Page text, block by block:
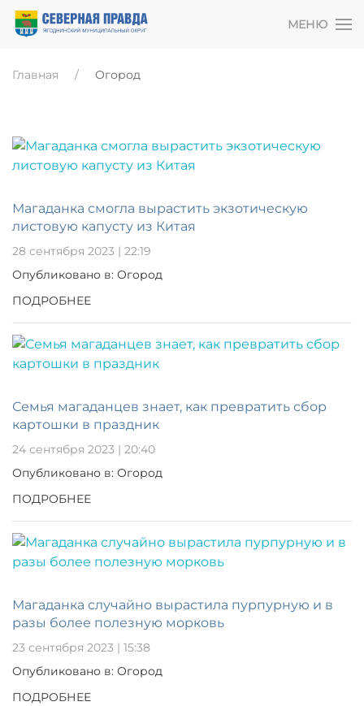
МЕНЮ
Главная Огород
Магаданка смогла вырастить экзотическую
листовую капусту из Китая
28 сентября 2023 | 22:19
Опубликовано в: Огород
ПОДРОБНЕЕ
Семья магаданцев знает, как превратить сбор
картошки в праздник
24 сентября 2023 | 20:40
Опубликовано в: Огород
ПОДРОБНЕЕ
Магаданка случайно вырастила пурпурную и в
разы более полезную морковь
23 сентября 2023 | 15:38
Опубликовано в: Огород
ПОДРОБНЕЕ